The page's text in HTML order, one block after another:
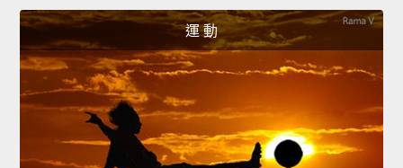
運 動